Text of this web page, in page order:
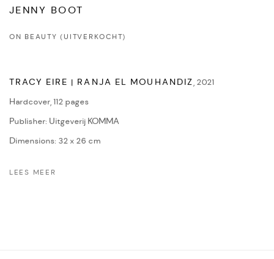
JENNY BOOT
ON BEAUTY (UITVERKOCHT)
TRACY EIRE | RANJA EL MOUHANDIZ, 2021
Hardcover, 112 pages
Publisher: Uitgeverij KOMMA
Dimensions: 32 x 26 cm
LEES MEER